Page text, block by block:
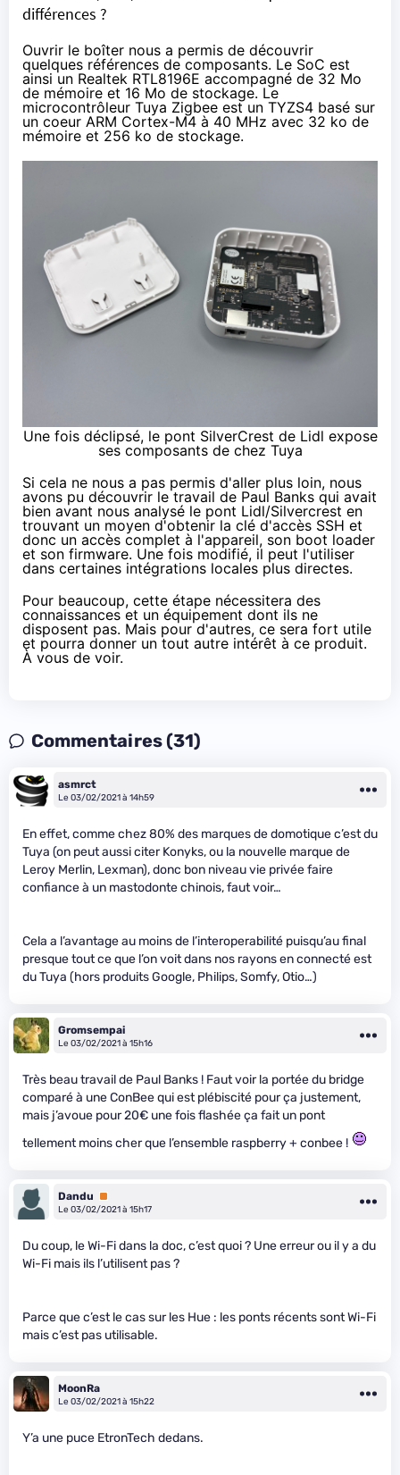
différences ?
Ouvrir le boîter nous a permis de découvrir
quelques références de composants. Le SoC est
ainsi un Realtek RTL8196E accompagné de 32 Mo
de mémoire et 16 Mo de stockage. Le
microcontrôleur Tuya Zigbee est un TYZS4 basé sur
un coeur ARM Cortex-M4 à 40 MHz avec 32 ko de
mémoire et 256 ko de stockage.
Une fois déclipsé, le pont SilverCrest de Lidl expose
ses composants de chez Tuya
Si cela ne nous a pas permis d'aller plus loin, nous
avons pu découvrir le travail de Paul Banks qui avait
bien avant nous analysé le pont Lidl/Silvercrest en
trouvant un moyen d'obtenir la clé d'accès SSH et
donc un accès complet à l'appareil, son boot loader
et son firmware. Une fois modifié, il peut l'utiliser
dans certaines intégrations locales plus directes.
Pour beaucoup, cette étape nécessitera des
connaissances et un équipement dont ils ne
disposent pas. Mais pour d'autres, ce sera fort utile
et pourra donner un tout autre intérêt à ce produit.
À vous de voir.
Commentaires (31)
asmrct
Le 03/02/2021 à 14h59
En effet, comme chez 80% des marques de domotique c’est du
Tuya (on peut aussi citer Konyks, ou la nouvelle marque de
Leroy Merlin, Lexman), donc bon niveau vie privée faire
confiance à un mastodonte chinois, faut voir…
Cela a l’avantage au moins de l’interoperabilité puisqu’au final
presque tout ce que l’on voit dans nos rayons en connecté est
du Tuya (hors produits Google, Philips, Somfy, Otio…)
Gromsempai
Le 03/02/2021 à 15h16
Très beau travail de Paul Banks ! Faut voir la portée du bridge
comparé à une ConBee qui est plébiscité pour ça justement,
mais j’avoue pour 20€ une fois flashée ça fait un pont
tellement moins cher que l’ensemble raspberry + conbee !
Dandu
Premium
Le 03/02/2021 à 15h17
Du coup, le Wi-Fi dans la doc, c’est quoi ? Une erreur ou il y a du
Wi-Fi mais ils l’utilisent pas ?
Parce que c’est le cas sur les Hue : les ponts récents sont Wi-Fi
mais c’est pas utilisable.
MoonRa
Le 03/02/2021 à 15h22
Y’a une puce EtronTech dedans.